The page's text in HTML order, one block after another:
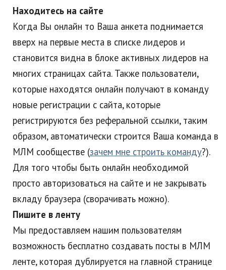
Находитесь на сайте
Когда Вы онлайн то Ваша анкета поднимается
вверх на первые места в списке лидеров и
становится видна в блоке активных лидеров на
многих страницах сайта. Также пользователи,
которые находятся онлайн получают в команду
новые регистрации с сайта, которые
регистрируются без реферальной ссылки, таким
образом, автоматически строится Ваша команда в
МЛМ сообществе (зачем мне строить команду?).
Для того чтобы быть онлайн необходимой
просто авторизоваться на сайте и не закрывать
вкладу браузера (сворачивать можно).
Пишите в ленту
Мы предоставляем нашим пользователям
возможность бесплатно создавать посты в МЛМ
ленте, которая дублируется на главной странице